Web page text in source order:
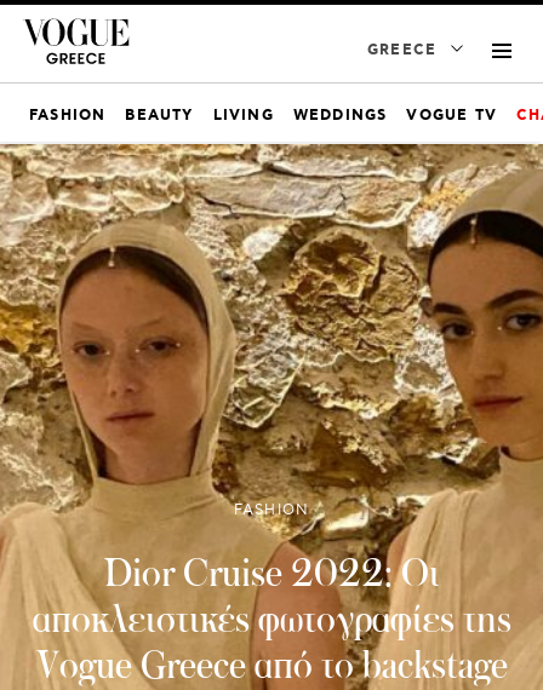
GREECE
FASHION BEAUTY LIVING WEDDINGS VOGUE TV
FASHION
Dior Cruise 2022: Οι
αποκλειστικές φωτογραφίες της
Vogue Greece από το backstage